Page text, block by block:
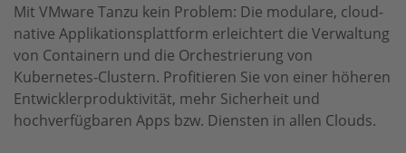
Mit VMware Tanzu kein Problem: Die modulare, cloud-
native Applikationsplattform erleichtert die Verwaltung
von Containern und die Orchestrierung von
Kubernetes-Clustern. Profitieren Sie von einer höheren
Entwicklerproduktivität, mehr Sicherheit und
hochverfügbaren Apps bzw. Diensten in allen Clouds.